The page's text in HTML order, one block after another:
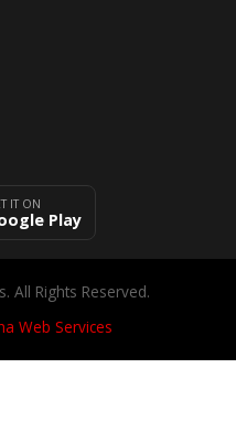
IT ON
Play
All Rights Reserved.
Web Services